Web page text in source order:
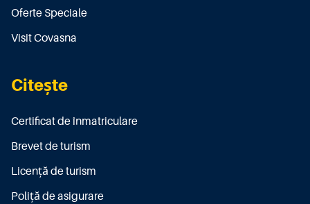
Oferte Speciale
Visit Covasna
Citește
Certificat de înmatriculare
Brevet de turism
Licenţă de turism
Poliţă de asigurare